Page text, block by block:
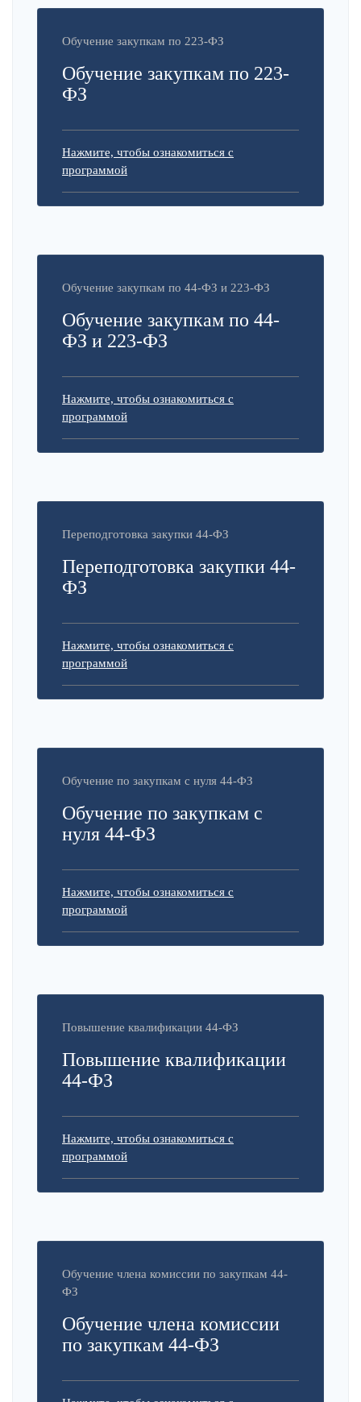
Обучение закупкам по 223-ФЗ
Обучение закупкам по 223-
ФЗ
Нажмите, чтобы ознакомиться с
программой
Обучение закупкам по 44-ФЗ и 223-ФЗ
Обучение закупкам по 44-
ФЗ и 223-ФЗ
Нажмите, чтобы ознакомиться с
программой
Переподготовка закупки 44-ФЗ
Переподготовка закупки 44-
ФЗ
Нажмите, чтобы ознакомиться с
программой
Обучение по закупкам с нуля 44-ФЗ
Обучение по закупкам с
нуля 44-ФЗ
Нажмите, чтобы ознакомиться с
программой
Повышение квалификации 44-ФЗ
Повышение квалификации
44-ФЗ
Нажмите, чтобы ознакомиться с
программой
Обучение члена комиссии по закупкам 44-
ФЗ
Обучение члена комиссии
по закупкам 44-ФЗ